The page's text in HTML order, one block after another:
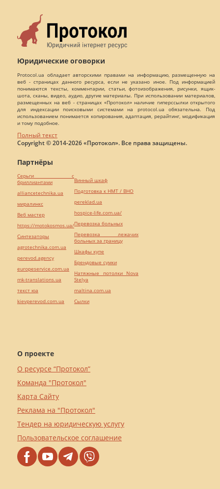
Юридические оговорки
Protocol.ua обладает авторскими правами на информацию, размещенную на
веб - страницах данного ресурса, если не указано иное. Под информацией
понимаются тексты, комментарии, статьи, фотоизображения, рисунки, ящик-
шота, сканы, видео, аудио, другие материалы. При использовании материалов,
размещенных на веб - страницах «Протокол» наличие гиперссылки открытого
для индексации поисковыми системами на protocol.ua обязательна. Под
использованием понимается копирования, адаптация, рерайтинг, модификация
и тому подобное.
Полный текст
Copyright © 2014-2026 «Протокол». Все права защищены.
О проекте
О ресурсе “Протокол”
Команда "Протокол"
Карта Сайту
Реклама на "Протокол"
Тендер на юридическую услугу
Пользовательское соглашение
Партнёры
Серьги с
бриллиантами
alliancetechnika.ua
миралинкс
Веб мастер
https://motokosmos.ua/
Синтезаторы
agrotechnika.com.ua
perevod.agency
europeservice.com.ua
mk-translations.ua
текст юа
kievperevod.com.ua
Винный шкаф
Подготовка к НМТ / ВНО
pereklad.ua
hospice-life.com.ua/
Перевозка больных
Перевозка лежачих
больных за границу
Шкафы купе
Брендовые сумки
Натяжные потолки Nova
Stelya
maltina.com.ua
Cылки